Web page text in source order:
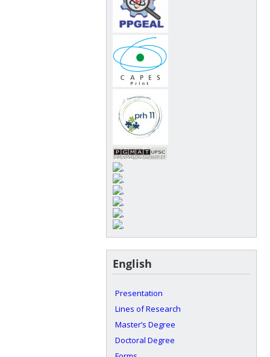
English
Presentation
Lines of Research
Master’s Degree
Doctoral Degree